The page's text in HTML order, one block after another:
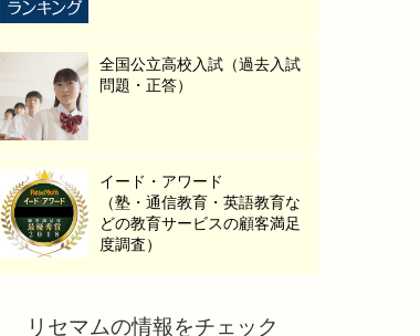
全国公立高校入試（過去入試
問題・正答）
イード・アワード
（塾・通信教育・英語教育な
どの教育サービスの顧客満足
度調査）
リセマムの情報をチェック